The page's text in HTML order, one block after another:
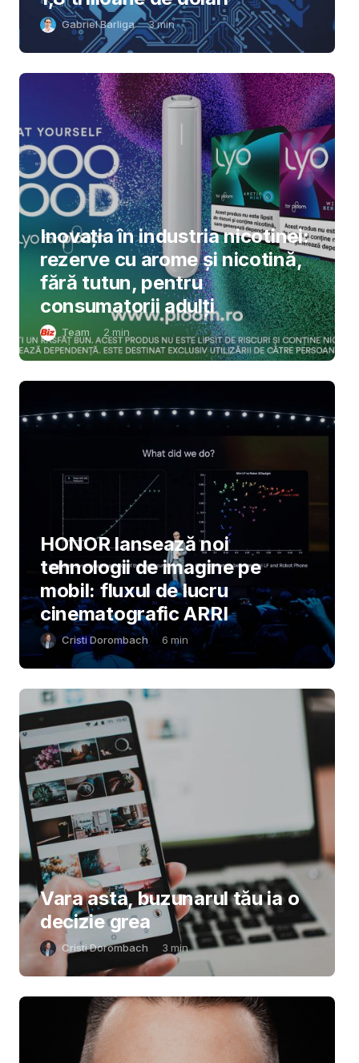
Gabriel Barliga 3min
Inovația în industria nicotinei:
rezerve cu arome și nicotină,
fără tutun, pentru
consumatorii adulți
Team 2 min
HONOR lansează noi
tehnologii de imagine pe
mobil: fluxul de lucru
cinematografic ARRI
Cristi Dorombach 6 min
Vara asta, buzunarul tău ia o
decizie grea
Cristi Dorombach 3 min